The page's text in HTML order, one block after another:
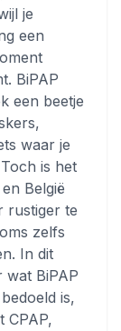
je
een
BiPAP
een beetje
waar je
is het
België
rustiger te
zelfs
In dit
BiPAP
is,
CPAP,